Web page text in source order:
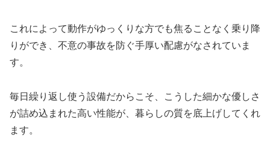
これによって動作がゆっくりな方でも焦ることなく乗り降
りができ、不意の事故を防ぐ手厚い配慮がなされていま
す。
毎日繰り返し使う設備だからこそ、こうした細かな優しさ
が詰め込まれた高い性能が、暮らしの質を底上げしてくれ
ます。